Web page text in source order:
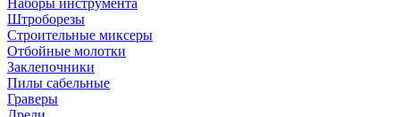
Наборы инструмента
Штроборезы
Строительные миксеры
Отбойные молотки
Заклепочники
Пилы сабельные
Граверы